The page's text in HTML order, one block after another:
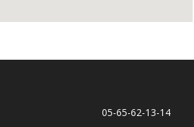
05-65-62-13-14